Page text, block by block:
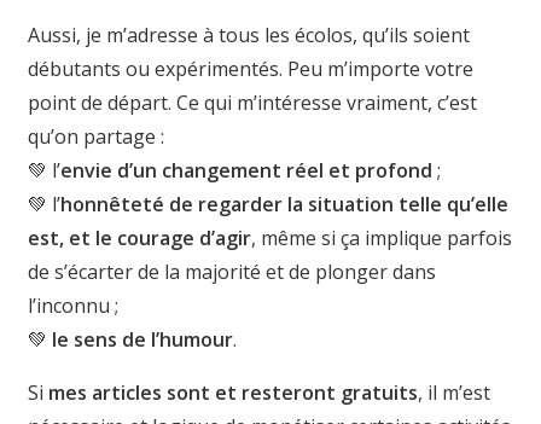
Aussi, je m’adresse à tous les écolos, qu’ils soient
débutants ou expérimentés. Peu m’importe votre
point de départ. Ce qui m’intéresse vraiment, c’est
qu’on partage :
💚 l’envie d’un changement réel et profond ;
💚 l’honnêteté de regarder la situation telle qu’elle
est, et le courage d’agir, même si ça implique parfois
de s’écarter de la majorité et de plonger dans
l’inconnu ;
💚 le sens de l’humour.
Si mes articles sont et resteront gratuits, il m’est